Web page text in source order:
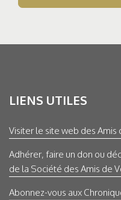
LIENS UTILES
Visiter le site web des Amis
Adhérer, faire un don ou
de la Société des Amis de
Abonnez-vous aux